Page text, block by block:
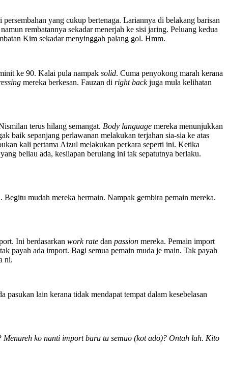
yang cukup bertenaga. Lariannya di belakang barisan
rembatannya sekadar menerjah ke sisi jaring. Peluang kedua
Kim sekadar menyinggah palang gol. Hmm.
ke 90. Kalai pula nampak solid. Cuma penyokong marah kerana
mereka berkesan. Fauzan di right backjuga mula kelihatan
terus hilang semangat. Body language mereka menunjukkan
baik sepanjang perlawanan melakukan terjahan sia-sia ke atas
kali pertama Aizul melakukan perkara seperti ini. Ketika
beliau ada, kesilapan berulang ini tak sepatutnya berlaku.
mudah mereka bermain. Nampak gembira pemain mereka.
Ini berdasarkan work rate dan passion mereka. Pemain import
payah ada import. Bagi semua pemain muda je main. Tak payah
ni.
lain kerana tidak mendapat tempat dalam kesebelasan
Menureh ko nanti import baru tu semuo (kot ado)? Ontah lah. Kito